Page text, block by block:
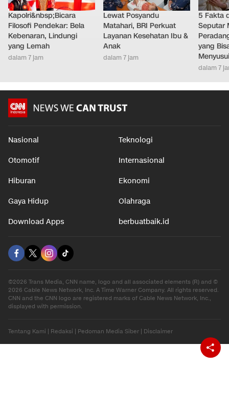
Kapolri&nbsp;Bicara
Filosofi Pendekar: Bela
Kebenaran, Lindungi
yang Lemah
dalam 7 jam
Lewat Posyandu
Matahari, BRI Perkuat
Layanan Kesehatan Ibu &
Anak
dalam 7 jam
5 Fakta
Seputar
yang
Menyusui
dalam 7
Nasional Teknologi
Otomotif Internasional
Hiburan Ekonomi
Gaya Hidup Olahraga
Download Apps berbuatbaik.id
©2026 Trans Media, CNN name, logo and all associated elements (R) and ©
2026 Cable News Network, Inc. A Time Warner Company. All rights reserved.
CNN and the CNN logo are registered marks of Cable News Network, Inc.,
displayed with permission.
Tentang Kami | Redaksi | Pedoman Media Siber | Disclaimer